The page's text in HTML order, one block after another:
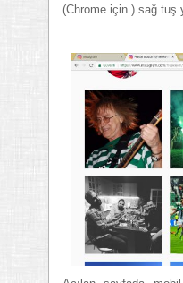
(Chrome için ) sağ tuş